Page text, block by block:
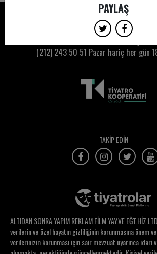
PAYLAŞ
Kumbaracı50 Gişe:
(212) 243 50 51 Pazar hariç her gün
TAKİP EDİN
ALTIDAN SONRA YAPIM REKLAM FİLM YAY.VE
verilerin ve özel hayatın gizliliğinin korunmasına önem
verilerinizin korunması için sair mevzuat uyarınca idari